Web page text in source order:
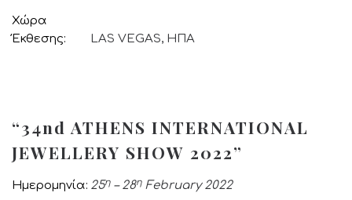
Χώρα
Έκθεσης
LAS VEGAS, ΗΠΑ
“34nd ATHENS INTERNATIONAL
JEWELLERY SHOW 2022”
Ημερομηνία 25η – 28η February 2022